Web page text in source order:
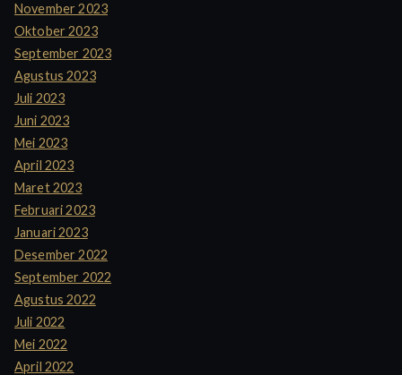
November 2023
Oktober 2023
September 2023
Agustus 2023
Juli 2023
Juni 2023
Mei 2023
April 2023
Maret 2023
Februari 2023
Januari 2023
Desember 2022
September 2022
Agustus 2022
Juli 2022
Mei 2022
April 2022